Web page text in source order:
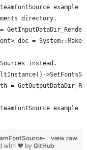
example
directory.
doc =
instead.
=
example
view raw
with ❤ by GitHub